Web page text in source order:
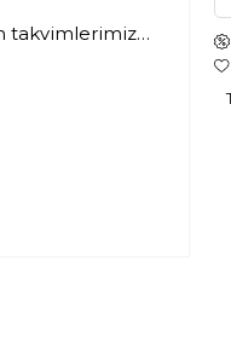
takvimlerimiz
bir bakış ile